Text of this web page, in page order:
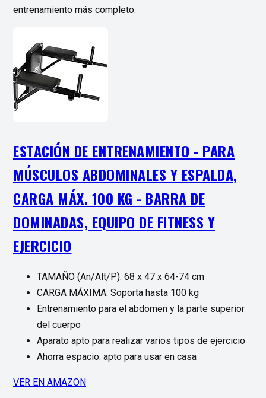
entrenamiento más completo.
ESTACIÓN DE ENTRENAMIENTO - PARA
MÚSCULOS ABDOMINALES Y ESPALDA,
CARGA MÁX. 100 KG - BARRA DE
DOMINADAS, EQUIPO DE FITNESS Y
EJERCICIO
TAMAÑO (An/Alt/P): 68 x 47 x 64-74 cm
CARGA MÁXIMA: Soporta hasta 100 kg
Entrenamiento para el abdomen y la parte superior
del cuerpo
Aparato apto para realizar varios tipos de ejercicio
Ahorra espacio: apto para usar en casa
VER EN AMAZON